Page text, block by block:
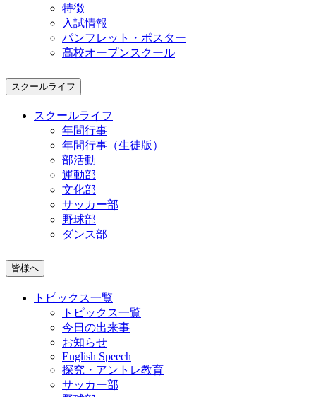
特徴
入試情報
パンフレット・ポスター
高校オープンスクール
スクールライフ
スクールライフ
年間行事
年間行事（生徒版）
部活動
運動部
文化部
サッカー部
野球部
ダンス部
皆様へ
トピックス一覧
トピックス一覧
今日の出来事
お知らせ
English Speech
探究・アントレ教育
サッカー部